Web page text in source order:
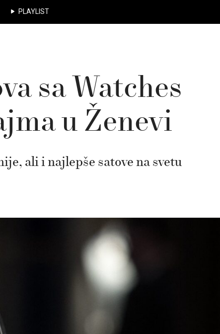
PLAYLIST
sa Watches
u Ženevi
ali i najlepše satove na svetu